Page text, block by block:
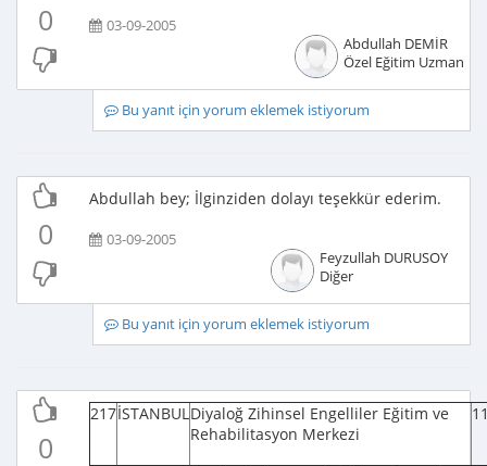
0
03-09-2005
Abdullah DEMİR
Özel Eğitim Uzmanı
Bu yanıt için yorum eklemek istiyorum
0
Abdullah bey; İlginziden dolayı teşekkür ederim.
03-09-2005
Feyzullah DURUSOY
Diğer
Bu yanıt için yorum eklemek istiyorum
0
217İSTANBULDiyaloğ Zihinsel Engelliler Eğitim ve
Rehabilitasyon Merkezi